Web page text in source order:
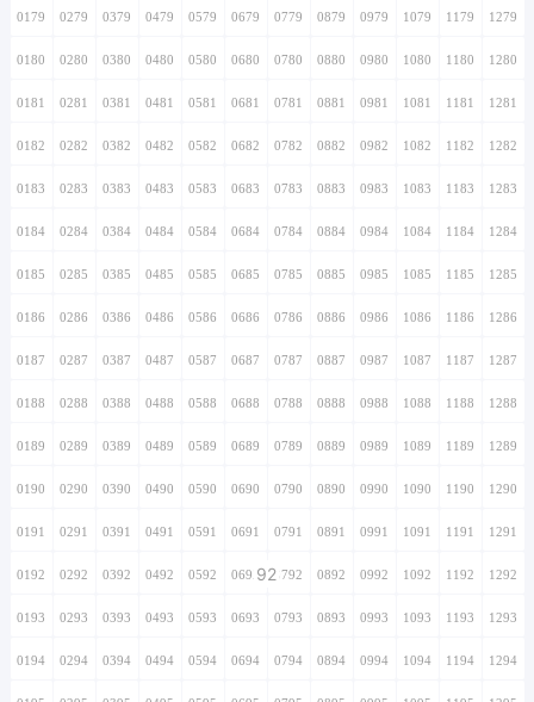
0179 0279 0379 0479 0579 0679 0779 0879 0979 1079 1179 1279
0180 0280 0380 0480 0580 0680 0780 0880 0980 1080 1180 1280
0181 0281 0381 0481 0581 0681 0781 0881 0981 1081 1181 1281
0182 0282 0382 0482 0582 0682 0782 0882 0982 1082 1182 1282
0183 0283 0383 0483 0583 0683 0783 0883 0983 1083 1183 1283
0184 0284 0384 0484 0584 0684 0784 0884 0984 1084 1184 1284
0185 0285 0385 0485 0585 0685 0785 0885 0985 1085 1185 1285
0186 0286 0386 0486 0586 0686 0786 0886 0986 1086 1186 1286
0187 0287 0387 0487 0587 0687 0787 0887 0987 1087 1187 1287
0188 0288 0388 0488 0588 0688 0788 0888 0988 1088 1188 1288
0189 0289 0389 0489 0589 0689 0789 0889 0989 1089 1189 1289
0190 0290 0390 0490 0590 0690 0790 0890 0990 1090 1190 1290
0191 0291 0391 0491 0591 0691 0791 0891 0991 1091 1191 1291
0192 0292 0392 0492 0592 0692920792 0892 0992 1092 1192 1292
0193 0293 0393 0493 0593 0693 0793 0893 0993 1093 1193 1293
0194 0294 0394 0494 0594 0694 0794 0894 0994 1094 1194 1294